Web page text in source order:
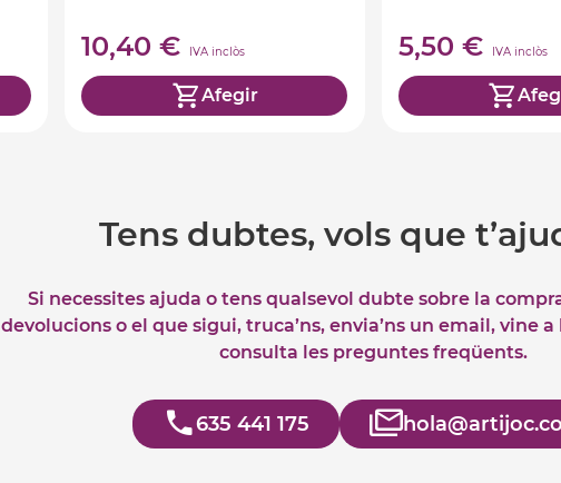
10,40 € IVA inclòs
Afegir
5,50 € IVA inclòs
Tens dubtes, vols que
Si necessites ajuda o tens qualsevol dubte sobre la
devolucions o el que sigui, truca’ns, envia’ns un email, vine
consulta les preguntes freqüents.
635 441 175